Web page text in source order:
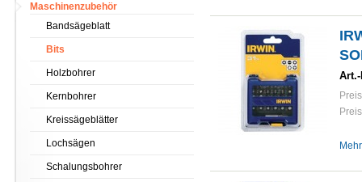
Art.-
Maschinenzubehör
Bandsägeblatt
Bits
Holzbohrer
Kernbohrer
Kreissägeblätter
Lochsägen
Schalungsbohrer